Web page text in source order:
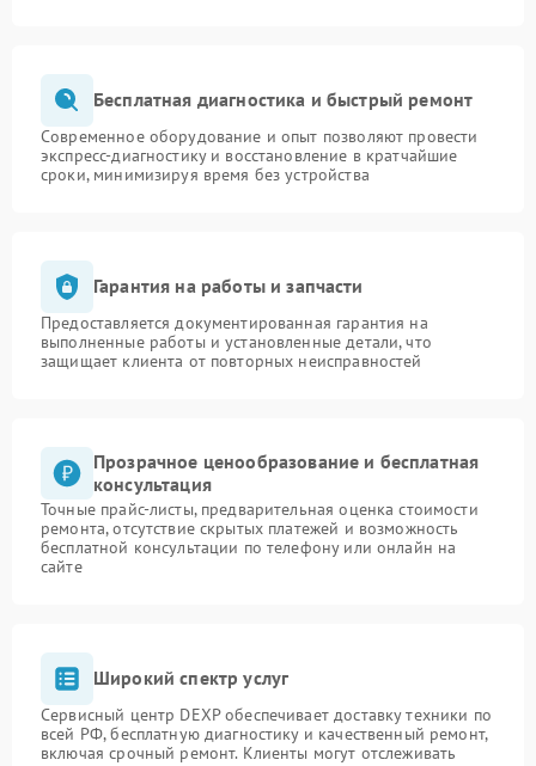
Бесплатная диагностика и быстрый ремонт
Современное оборудование и опыт позволяют провести
экспресс-диагностику и восстановление в кратчайшие
сроки, минимизируя время без устройства
Гарантия на работы и запчасти
Предоставляется документированная гарантия на
выполненные работы и установленные детали, что
защищает клиента от повторных неисправностей
Прозрачное ценообразование и бесплатная
консультация
Точные прайс-листы, предварительная оценка стоимости
ремонта, отсутствие скрытых платежей и возможность
бесплатной консультации по телефону или онлайн на
сайте
Широкий спектр услуг
Сервисный центр DEXP обеспечивает доставку техники по
всей РФ, бесплатную диагностику и качественный ремонт,
включая срочный ремонт. Клиенты могут отслеживать